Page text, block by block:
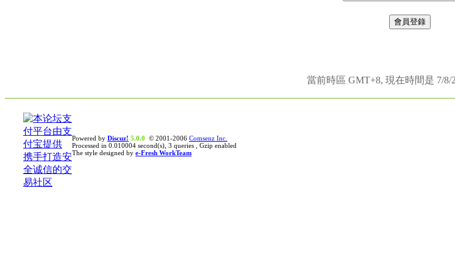
當前時區 GMT+8, 現在時間是 7/8/
Powered by Discuz! 5.0.0 © 2001-2006 Comsenz Inc.
Processed in 0.010004 second(s), 3 queries , Gzip enabled
The style designed by e-Fresh WorkTeam